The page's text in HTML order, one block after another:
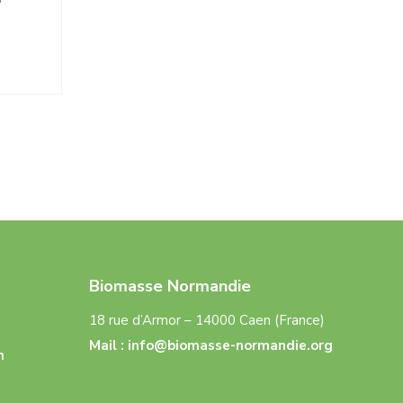
Biomasse Normandie
18 rue d’Armor – 14000 Caen (France)
Mail : info@biomasse-normandie.org